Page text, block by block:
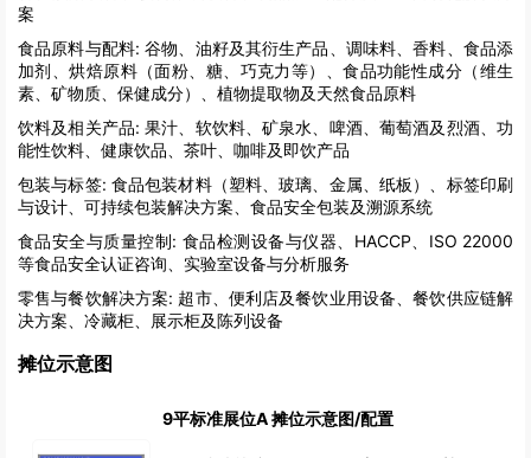
案
食品原料与配料: 谷物、油籽及其衍生产品、调味料、香料、食品添
加剂、烘焙原料（面粉、糖、巧克力等）、食品功能性成分（维生
素、矿物质、保健成分）、植物提取物及天然食品原料
饮料及相关产品: 果汁、软饮料、矿泉水、啤酒、葡萄酒及烈酒、功
能性饮料、健康饮品、茶叶、咖啡及即饮产品
包装与标签: 食品包装材料（塑料、玻璃、金属、纸板）、标签印刷
与设计、可持续包装解决方案、食品安全包装及溯源系统
食品安全与质量控制: 食品检测设备与仪器、HACCP、ISO 22000
等食品安全认证咨询、实验室设备与分析服务
零售与餐饮解决方案: 超市、便利店及餐饮业用设备、餐饮供应链解
决方案、冷藏柜、展示柜及陈列设备
摊位示意图
9平标准展位A 摊位示意图/配置